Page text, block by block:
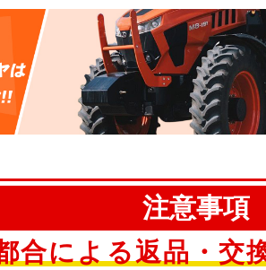
注意事項
合による返品・交